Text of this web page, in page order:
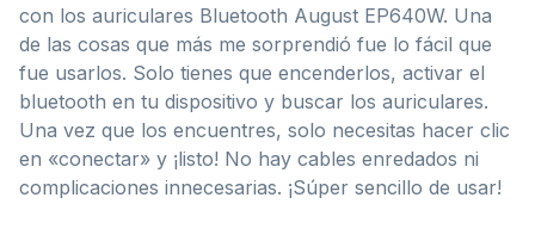
con los auriculares Bluetooth August EP640W. Una
de las cosas que más me sorprendió fue lo fácil que
fue usarlos. Solo tienes que encenderlos, activar el
bluetooth en tu dispositivo y buscar los auriculares.
Una vez que los encuentres, solo necesitas hacer clic
en «conectar» y ¡listo! No hay cables enredados ni
complicaciones innecesarias. ¡Súper sencillo de usar!